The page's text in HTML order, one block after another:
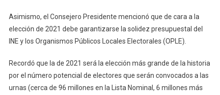
Asimismo, el Consejero Presidente mencionó que de cara a la
elección de 2021 debe garantizarse la solidez presupuestal del
INE y los Organismos Públicos Locales Electorales (OPLE).
Recordó que la de 2021 será la elección más grande de la historia
por el número potencial de electores que serán convocados a las
urnas (cerca de 96 millones en la Lista Nominal, 6 millones más